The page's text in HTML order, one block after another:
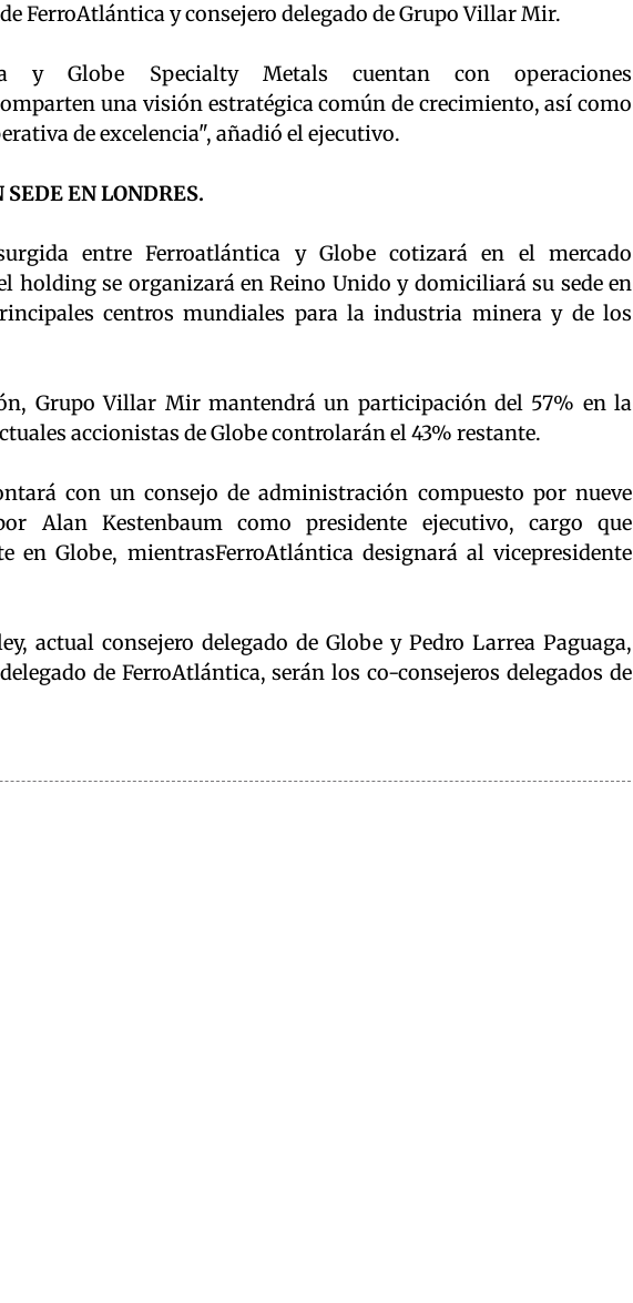
FerroAtlántica y consejero delegado de Grupo Villar Mir.
y Globe Specialty Metals cuentan con operaciones
una visión estratégica común de crecimiento, así como
de excelencia", añadió el ejecutivo.
EN LONDRES.
entre Ferroatlántica y Globe cotizará en el mercado
holding se organizará en Reino Unido y domiciliará su sede en
centros mundiales para la industria minera y de los
Grupo Villar Mir mantendrá un participación del 57% en la
accionistas de Globe controlarán el 43% restante.
con un consejo de administración compuesto por nueve
Alan Kestenbaum como presidente ejecutivo, cargo que
en Globe, mientrasFerroAtlántica designará al vicepresidente
actual consejero delegado de Globe y Pedro Larrea Paguaga,
de FerroAtlántica, serán los co-consejeros delegados de